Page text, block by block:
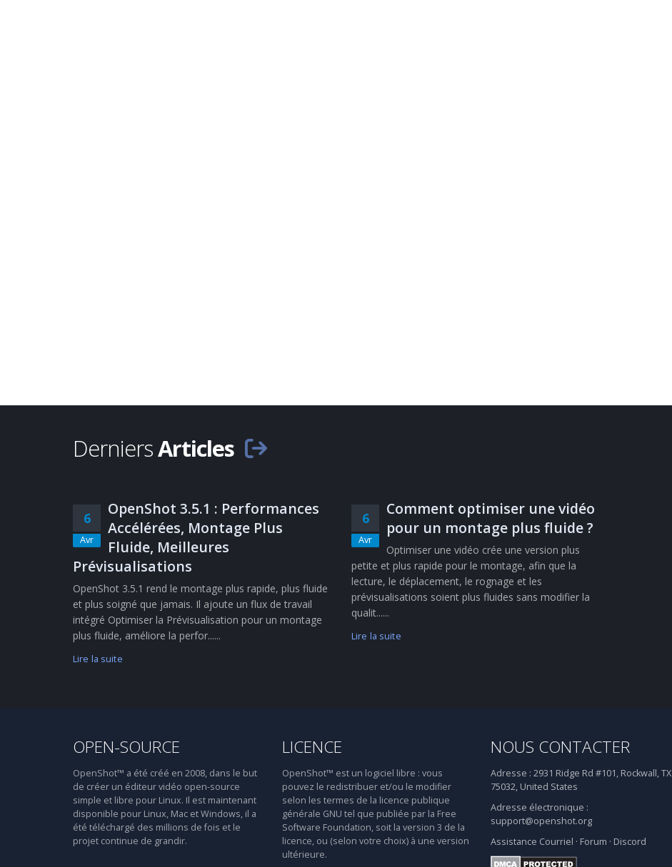
DerniersArticles
6
Avr
OpenShot 3.5.1 : Performances
Accélérées, Montage Plus
Fluide, Meilleures
Prévisualisations
OpenShot 3.5.1 rend le montage plus rapide, plus fluide
et plus soigné que jamais. Il ajoute un flux de travail
intégré Optimiser la Prévisualisation pour un montage
plus fluide, améliore la perfor......
Lire la suite
6
Avr
Comment optimiser une vidéo
pour un montage plus fluide ?
Optimiser une vidéo crée une version plus
petite et plus rapide pour le montage, afin que la
lecture, le déplacement, le rognage et les
prévisualisations soient plus fluides sans modifier la
qualit......
Lire la suite
OPEN-SOURCE
OpenShot™ a été créé en 2008, dans le but
de créer un éditeur vidéo open-source
simple et libre pour Linux. Il est maintenant
disponible pour Linux, Mac et Windows, il a
été téléchargé des millions de fois et le
projet continue de grandir.
LICENCE
OpenShot™ est un logiciel libre : vous
pouvez le redistribuer et/ou le modifier
selon les termes de la licence publique
générale GNU tel que publiée par la Free
Software Foundation, soit la version 3 de la
licence, ou (selon votre choix) à une version
ultérieure.
NOUS CONTACTER
Adresse : 2931 Ridge Rd #101, Rockwall, TX
75032, United States
Adresse électronique :
support@openshot.org
Assistance Courriel · Forum · Discord